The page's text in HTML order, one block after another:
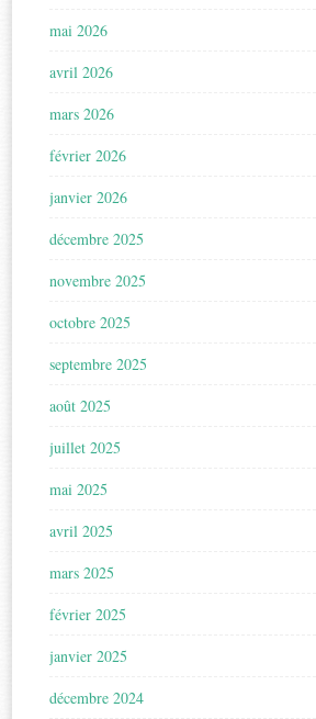
mai 2026
avril 2026
mars 2026
février 2026
janvier 2026
décembre 2025
novembre 2025
octobre 2025
septembre 2025
août 2025
juillet 2025
mai 2025
avril 2025
mars 2025
février 2025
janvier 2025
décembre 2024